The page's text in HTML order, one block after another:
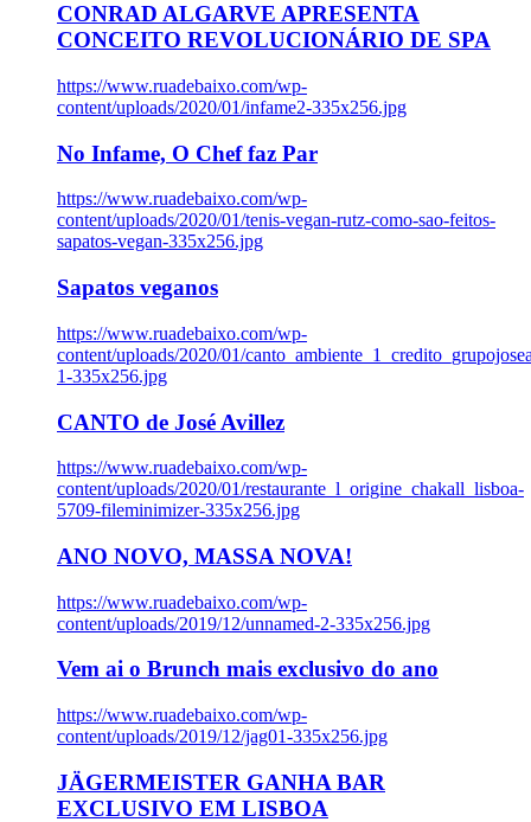
CONRAD ALGARVE APRESENTA
CONCEITO REVOLUCIONÁRIO DE SPA
https://www.ruadebaixo.com/wp-
content/uploads/2020/01/infame2-335x256.jpg
No Infame, O Chef faz Par
https://www.ruadebaixo.com/wp-
content/uploads/2020/01/tenis-vegan-rutz-como-sao-feitos-
sapatos-vegan-335x256.jpg
Sapatos veganos
https://www.ruadebaixo.com/wp-
content/uploads/2020/01/
1-335x256.jpg
CANTO de José Avillez
https://www.ruadebaixo.com/wp-
content/uploads/2020/01/restaurante_l_origine_chakall_lisboa-
5709-fileminimizer-335x256.jpg
ANO NOVO, MASSA NOVA!
https://www.ruadebaixo.com/wp-
content/uploads/2019/12/unnamed-2-335x256.jpg
Vem ai o Brunch mais exclusivo do ano
https://www.ruadebaixo.com/wp-
content/uploads/2019/12/jag01-335x256.jpg
JÄGERMEISTER GANHA BAR
EXCLUSIVO EM LISBOA